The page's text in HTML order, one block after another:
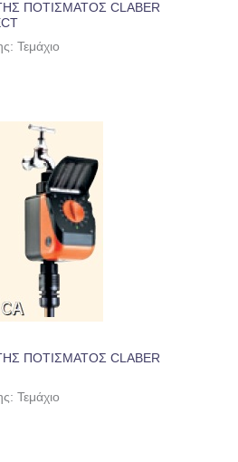
ΠΟΤΙΣΜΑΤΟΣ CLABER
Τεμάχιο
ΠΟΤΙΣΜΑΤΟΣ CLABER
Τεμάχιο